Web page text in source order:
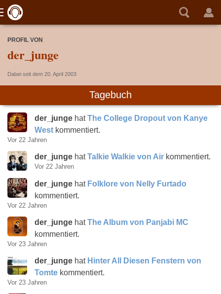
PROFIL VON
der_junge
Dabei seit dem 20. April 2003
Tagebuch
der_junge hatThe College Dropout von Kanye
West kommentiert.
Vor 22 Jahren
der_junge hatTalkie Walkie von Air kommentiert.
Vor 22 Jahren
der_junge hat Folklore von Nelly Furtado
kommentiert.
Vor 22 Jahren
der_junge hatThe Album von Panjabi MC
kommentiert.
Vor 23 Jahren
der_junge hat Hinter All Diesen Fenstern von
Tomte kommentiert.
Vor 23 Jahren